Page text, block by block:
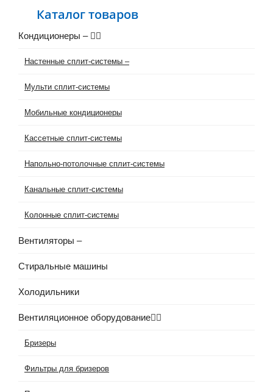
Каталог товаров
Кондиционеры –
Настенные сплит-системы –
Мульти сплит-системы
Мобильные кондиционеры
Кассетные сплит-системы
Напольно-потолочные сплит-системы
Канальные сплит-системы
Колонные сплит-системы
Вентиляторы –
Стиральные машины
Холодильники
Вентиляционное оборудование
Бризеры
Фильтры для бризеров